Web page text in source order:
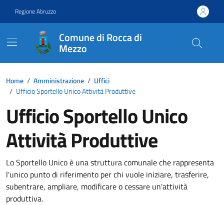
Regione Abruzzo
Comune di Rocca di
Mezzo
Contenuti in evidenza
Home / Amministrazione / Uffici
/ Ufficio Sportello Unico Attività Produttive
Ufficio Sportello Unico
Attività Produttive
Lo Sportello Unico è una struttura comunale che rappresenta
l'unico punto di riferimento per chi vuole iniziare, trasferire,
subentrare, ampliare, modificare o cessare un'attività
produttiva.